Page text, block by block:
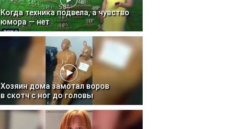
Когда техника подвела, а чувство
юмора — нет
Хозяин дома замотал воров
в скотч с ног до головы